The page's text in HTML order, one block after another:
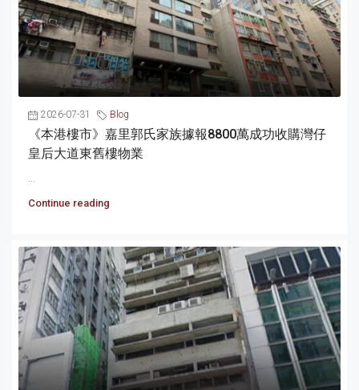
2026-07-31 Blog
《本港樓市》嘉里郭氏家族據報8800萬成功收購灣仔
皇后大道東舊樓物業
...
Continue reading